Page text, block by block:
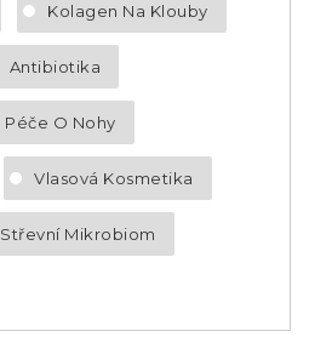
Kolagen Na Klouby
Antibiotika
Péče O Nohy
Vlasová Kosmetika
Střevní Mikrobiom